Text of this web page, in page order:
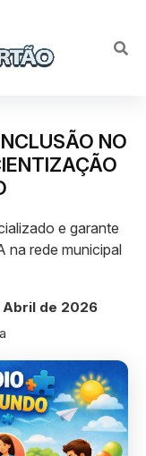
NO
e garante
na rede municipal
Abril de 2026